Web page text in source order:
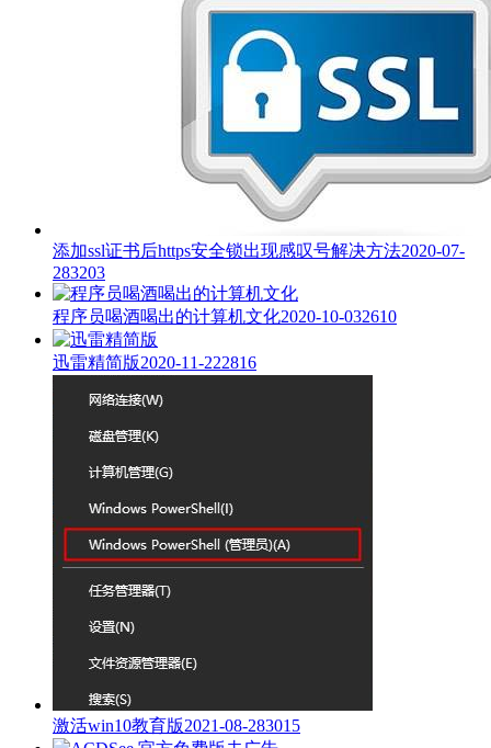
添加ssl证书后https安全锁出现感叹号解决方法2020-07-
283203
程序员喝酒喝出的计算机文化2020-10-032610
迅雷精简版2020-11-222816
激活win10教育版2021-08-283015